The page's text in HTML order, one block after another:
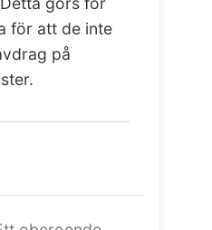
för att de inte
på